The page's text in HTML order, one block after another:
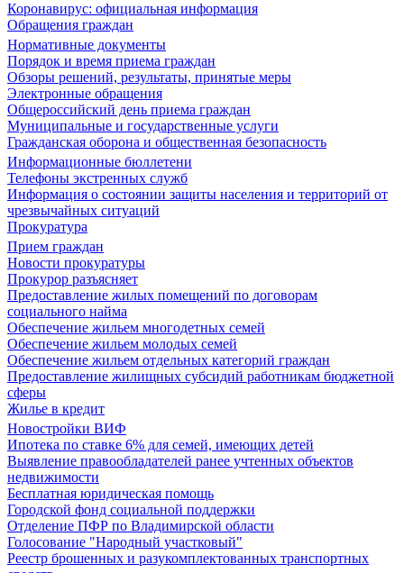
Коронавирус: официальная информация
Обращения граждан
Нормативные документы
Порядок и время приема граждан
Обзоры решений, результаты, принятые меры
Электронные обращения
Общероссийский день приема граждан
Муниципальные и государственные услуги
Гражданская оборона и общественная безопасность
Информационные бюллетени
Телефоны экстренных служб
Информация о состоянии защиты населения и территорий от
чрезвычайных ситуаций
Прокуратура
Прием граждан
Новости прокуратуры
Прокурор разъясняет
Предоставление жилых помещений по договорам
социального найма
Обеспечение жильем многодетных семей
Обеспечение жильем молодых семей
Обеспечение жильем отдельных категорий граждан
Предоставление жилищных субсидий работникам бюджетной
сферы
Жилье в кредит
Новостройки ВИФ
Ипотека по ставке 6% для семей, имеющих детей
Выявление правообладателей ранее учтенных объектов
недвижимости
Бесплатная юридическая помощь
Городской фонд социальной поддержки
Отделение ПФР по Владимирской области
Голосование "Народный участковый"
Реестр брошенных и разукомплектованных транспортных